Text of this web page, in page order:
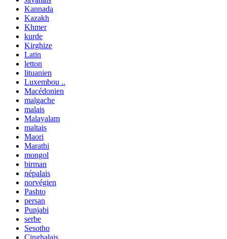
Kannada
Kazakh
Khmer
kurde
Kirghize
Latin
letton
lituanien
Luxembou ..
Macédonien
malgache
malais
Malayalam
maltais
Maori
Marathi
mongol
birman
népalais
norvégien
Pashto
persan
Punjabi
serbe
Sesotho
Cinghalais